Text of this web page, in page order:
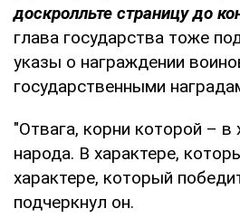
доскролльте страницу до
глава государства тоже
указы о награждении
государственными
"Отвага, корни которой – в
народа. В характере,
характере, который
подчеркнул он.